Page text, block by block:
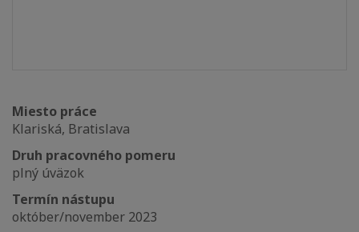
Miesto práce
Klariská, Bratislava
Druh pracovného pomeru
plný úväzok
Termín nástupu
október/november 2023